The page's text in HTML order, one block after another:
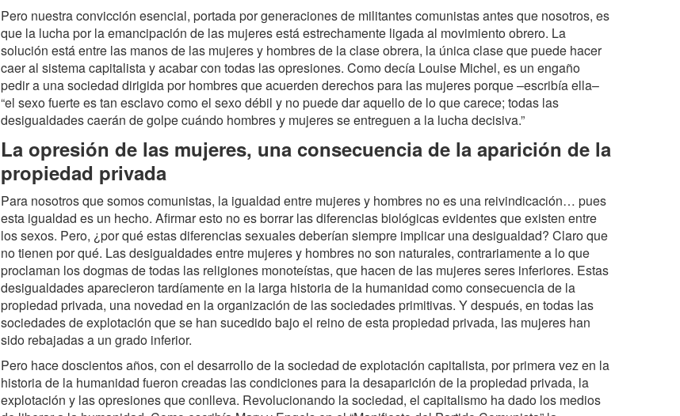
Pero nuestra convicción esencial, portada por generaciones de militantes comunistas antes que nosotros, es
que la lucha por la emancipación de las mujeres está estrechamente ligada al movimiento obrero. La
solución está entre las manos de las mujeres y hombres de la clase obrera, la única clase que puede hacer
caer al sistema capitalista y acabar con todas las opresiones. Como decía Louise Michel, es un engaño
pedir a una sociedad dirigida por hombres que acuerden derechos para las mujeres porque –escribía ella–
“el sexo fuerte es tan esclavo como el sexo débil y no puede dar aquello de lo que carece; todas las
desigualdades caerán de golpe cuándo hombres y mujeres se entreguen a la lucha decisiva.”
La opresión de las mujeres, una consecuencia de la aparición de la
propiedad privada
Para nosotros que somos comunistas, la igualdad entre mujeres y hombres no es una reivindicación… pues
esta igualdad es un hecho. Afirmar esto no es borrar las diferencias biológicas evidentes que existen entre
los sexos. Pero, ¿por qué estas diferencias sexuales deberían siempre implicar una desigualdad? Claro que
no tienen por qué. Las desigualdades entre mujeres y hombres no son naturales, contrariamente a lo que
proclaman los dogmas de todas las religiones monoteístas, que hacen de las mujeres seres inferiores. Estas
desigualdades aparecieron tardíamente en la larga historia de la humanidad como consecuencia de la
propiedad privada, una novedad en la organización de las sociedades primitivas. Y después, en todas las
sociedades de explotación que se han sucedido bajo el reino de esta propiedad privada, las mujeres han
sido rebajadas a un grado inferior.
Pero hace doscientos años, con el desarrollo de la sociedad de explotación capitalista, por primera vez en la
historia de la humanidad fueron creadas las condiciones para la desaparición de la propiedad privada, la
explotación y las opresiones que conlleva. Revolucionando la sociedad, el capitalismo ha dado los medios